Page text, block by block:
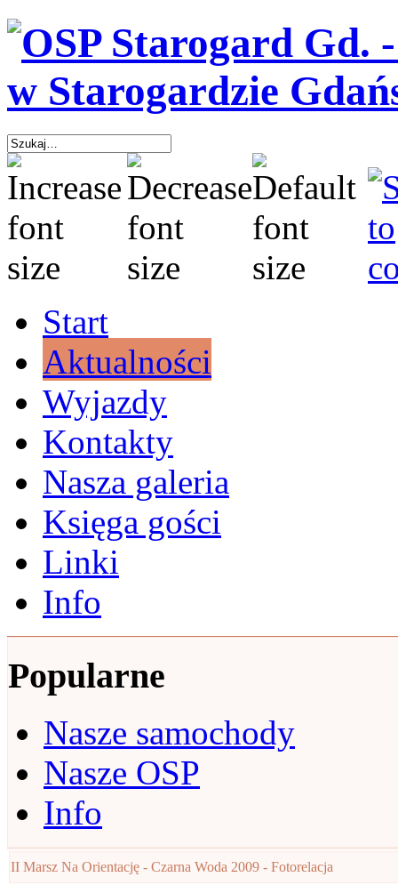
Start
Aktualności
Wyjazdy
Kontakty
Nasza galeria
Księga gości
Linki
Info
Popularne
Nasze samochody
Nasze OSP
Info
II Marsz Na Orientację - Czarna Woda 2009 - Fotorelacja